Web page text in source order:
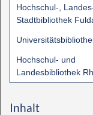
Hochschul-,
Stadtbibliothek
Hochschul- und
Landesbibliothek
Inhalt